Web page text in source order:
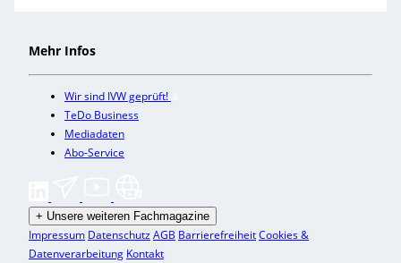
Mehr Infos
Wir sind IVW geprüft!
TeDo Business
Mediadaten
Abo-Service
+ Unsere weiteren Fachmagazine
Impressum DatenschutzAGB BarrierefreiheitCookies &
Datenverarbeitung Kontakt